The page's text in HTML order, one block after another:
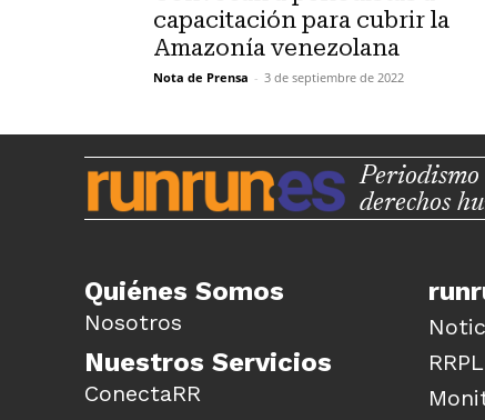
capacitación para cubrir la
Amazonía venezolana
Nota de Prensa - 3 de septiembre de 2022
derechos
Quiénes Somos
Nosotros
Nuestros Servicios
ConectaRR